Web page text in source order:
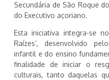
Secundária de São Roque
do Executivo açoriano.
Esta iniciativa integra-se
Raízes’, desenvolvido
infantil e do ensino
finalidade de iniciar o
culturais, tanto daquelas